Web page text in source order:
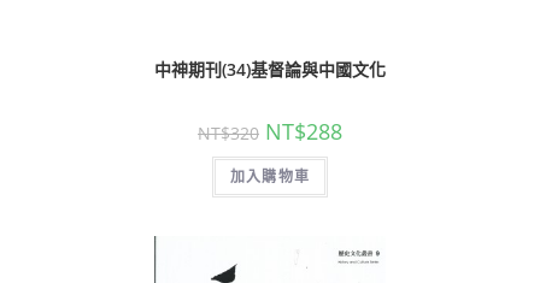
中神期刊(34)基督論與中國文化
NT$320 NT$288
加入購物車